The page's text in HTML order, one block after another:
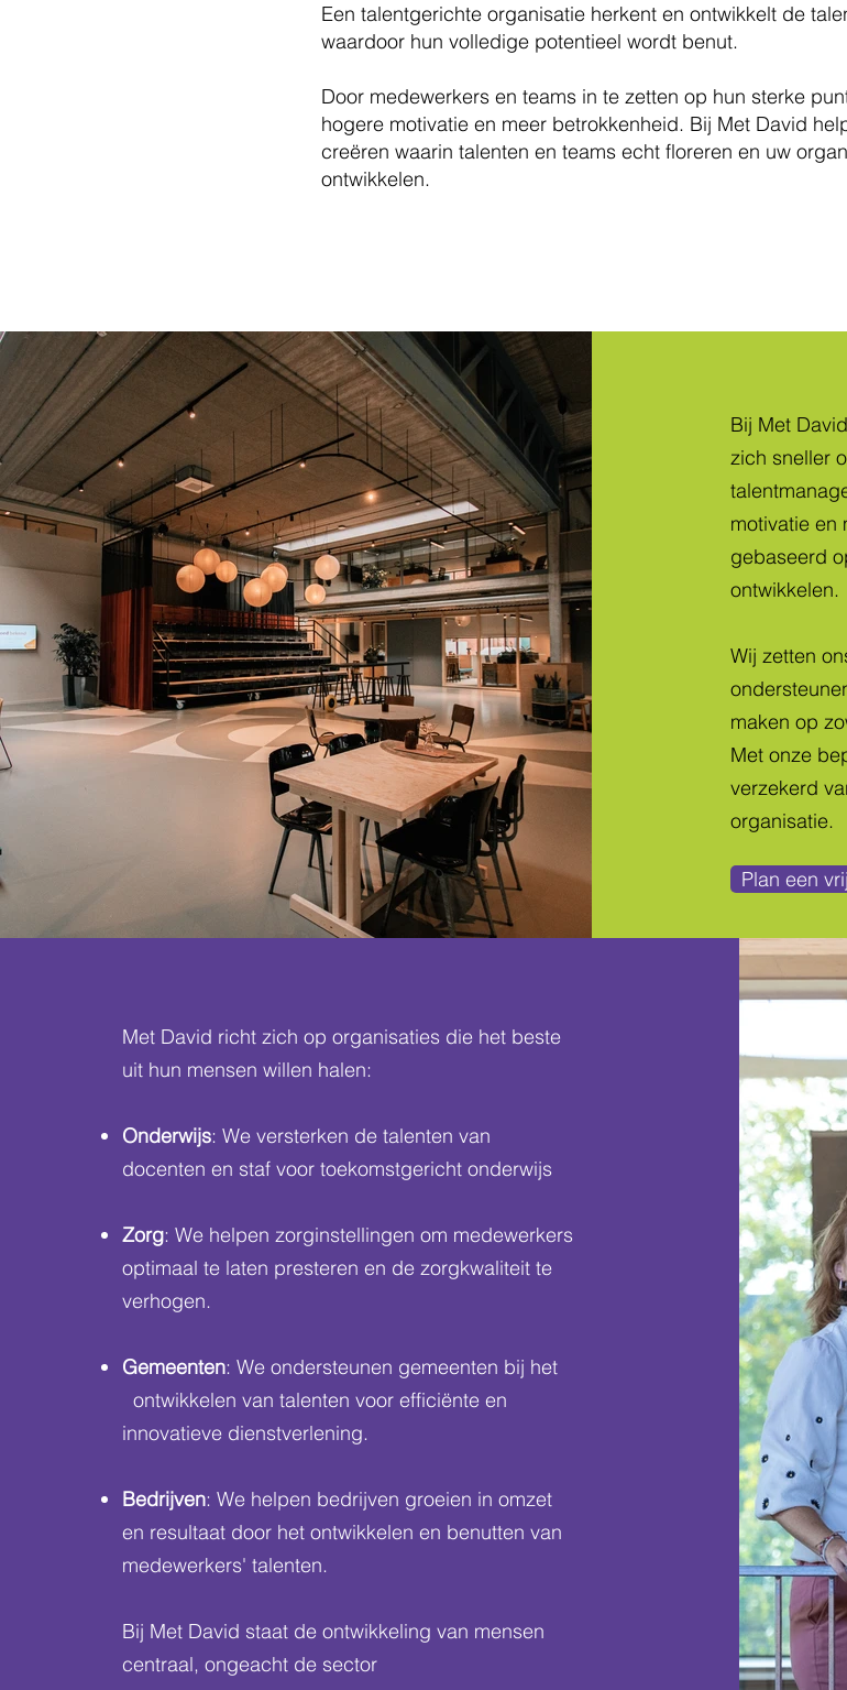
Een talentgerichte organisatie herkent en ontwikkelt de
waardoor hun volledige potentieel wordt benut.
Door medewerkers en teams in te zetten op hun sterke
hogere motivatie en meer betrokkenheid. Bij Met David
creëren waarin talenten en teams echt floreren en uw
ontwikkelen.
Bij Met
zich sneller
motivatie en
gebaseerd
ontwikkelen.
Wij zetten
maken op
Met onze
verzekerd
organisatie.
Plan een
Met David richt zich op organisaties die het beste
uit hun mensen willen halen:
Onderwijs: We versterken de talenten van
docenten en staf voor toekomstgericht onderwijs
Zorg: We helpen zorginstellingen om medewerkers
optimaal te laten presteren en de zorgkwaliteit te
verhogen.
Gemeenten: We ondersteunen gemeenten bij het
ontwikkelen van talenten voor efficiënte en
innovatieve dienstverlening.
Bedrijven: We helpen bedrijven groeien in omzet
en resultaat door het ontwikkelen en benutten van
medewerkers' talenten.
Bij Met David staat de ontwikkeling van mensen
centraal, ongeacht de sector